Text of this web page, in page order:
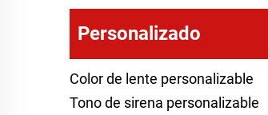
Personalizado
Color de lente personalizable
Tono de sirena personalizable